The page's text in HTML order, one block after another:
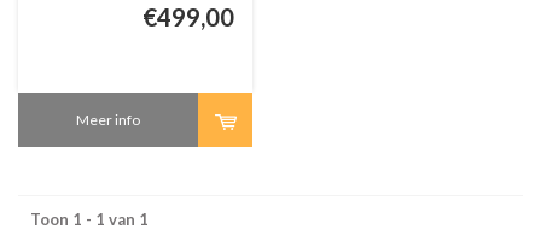
€499,00
Meer info
Toon 1 - 1 van 1